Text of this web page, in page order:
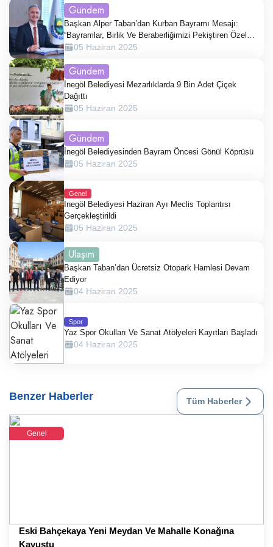
Gündem
Başkan Alper Taban’dan Kurban Bayramı Mesajı:
“Bayramlar, Birlik Ve Beraberliğimizi Pekiştiren Özel
Günlerdir.”
05 Haziran 2025
Gündem
İnegöl Belediyesi Mezarlıklarda 9 Bin Adet Çiçek
Dağıttı
05 Haziran 2025
Gündem
İnegöl Belediyesinden Bayram Öncesi Gönül Köprüsü
05 Haziran 2025
Genel
İnegöl Belediyesi Haziran Ayı Meclis Toplantısı
Gerçekleştirildi
05 Haziran 2025
Ulaşım
Başkan Taban’dan Ücretsiz Otopark Hamlesi Devam
Ediyor
04 Haziran 2025
Spor
Yaz Spor Okulları Ve Sanat Atölyeleri Kayıtları Başladı
04 Haziran 2025
Benzer Haberler Tüm Haberler
Genel
Eski Bahçekaya Yeni Meydan Ve Mahalle Konağına
Kavuştu